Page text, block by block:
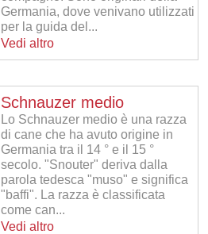
Germania, dove venivano utilizzati
per la guida del...
Vedi altro
Schnauzer medio
Lo Schnauzer medio è una razza
di cane che ha avuto origine in
Germania tra il 14 ° e il 15 °
secolo. "Snouter" deriva dalla
parola tedesca "muso" e significa
"baffi". La razza è classificata
come can...
Vedi altro